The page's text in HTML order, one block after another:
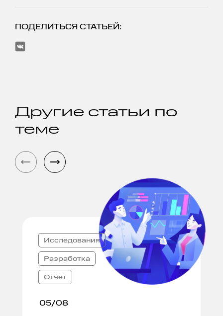
ПОДЕЛИТЬСЯ СТАТЬЕЙ:
Другие статьи по
теме
Исследования
Разработка
Отчет
05/08